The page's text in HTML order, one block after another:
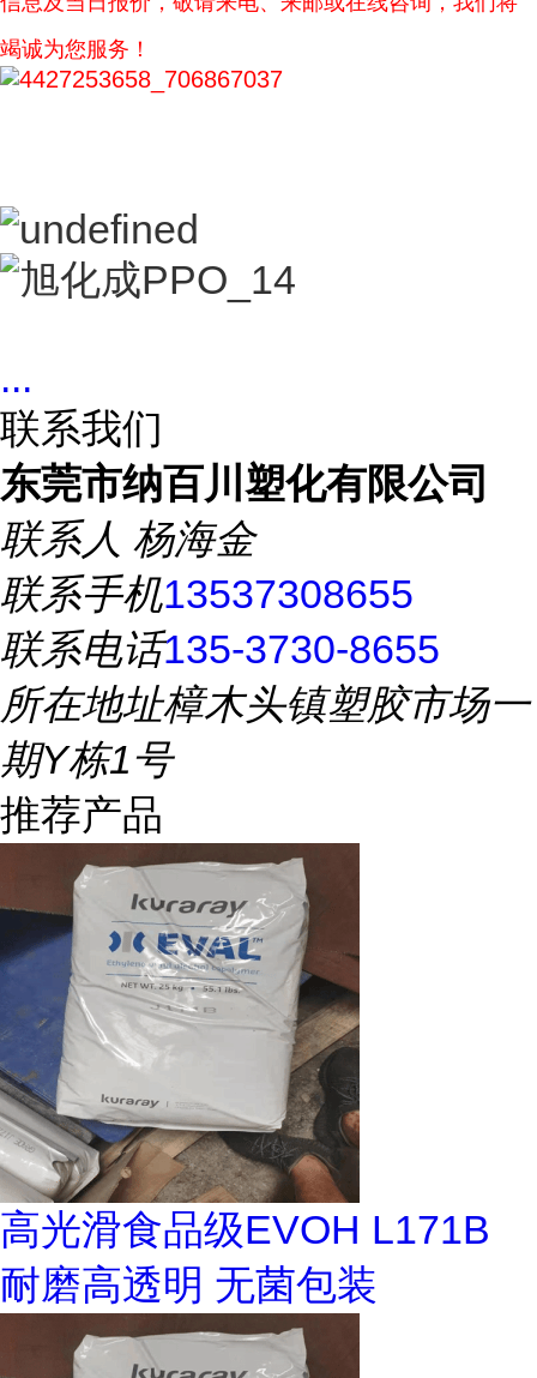
竭诚为您服务！
...
联系我们
东莞市纳百川塑化有限公司
联系人 杨海金
联系手机13537308655
联系电话135-3730-8655
所在地址樟木头镇塑胶市场一
期Y栋1号
推荐产品
高光滑食品级EVOH L171B
耐磨高透明 无菌包装